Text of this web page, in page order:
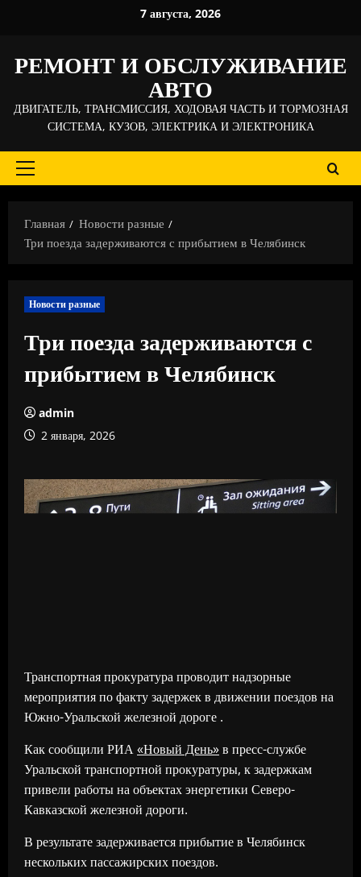
7 августа, 2026
РЕМОНТ И ОБСЛУЖИВАНИЕ
АВТО
ДВИГАТЕЛЬ, ТРАНСМИССИЯ, ХОДОВАЯ ЧАСТЬ И ТОРМОЗНАЯ
СИСТЕМА, КУЗОВ, ЭЛЕКТРИКА И ЭЛЕКТРОНИКА
Основное
Главная
Новости разные
Три поезда задерживаются с прибытием в Челябинск
Новости разные
Три поезда задерживаются с
прибытием в Челябинск
admin
2 января, 2026
Транспортная прокуратура проводит надзорные
мероприятия по факту задержек в движении поездов на
Южно-Уральской железной дороге .
Как сообщили РИА«Новый День»в пресс-службе
Уральской транспортной прокуратуры, к задержкам
привели работы на объектах энергетики Северо-
Кавказской железной дороги.
В результате задерживается прибытие в Челябинск
нескольких пассажирских поездов.